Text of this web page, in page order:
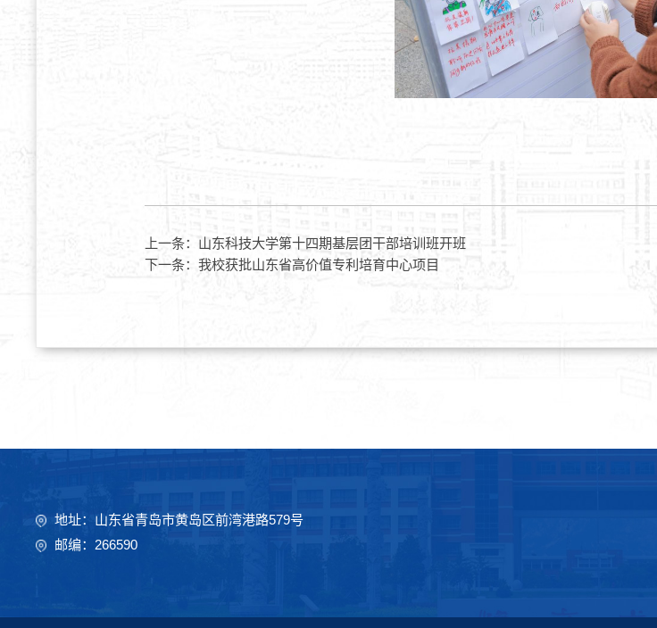
上一条： 山东科技大学第十四期基层团干部培训班开班
下一条： 我校获批山东省高价值专利培育中心项目
地址：山东省青岛市黄岛区前湾港路579号
邮编：266590